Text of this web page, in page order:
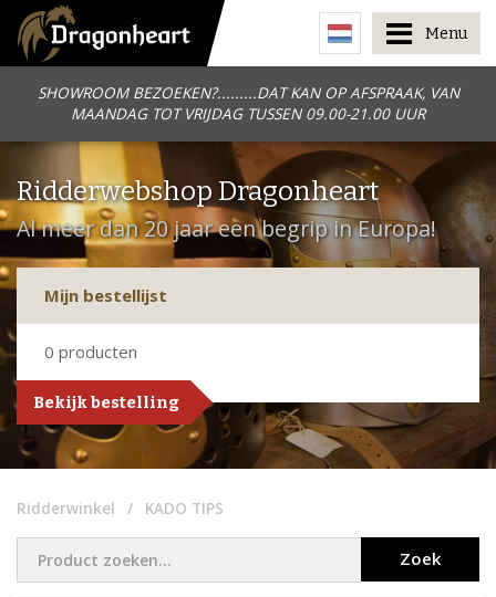
SHOWROOM BEZOEKEN?.........DAT KAN OP AFSPRAAK, VAN
MAANDAG TOT VRIJDAG TUSSEN 09.00-21.00 UUR
Menu
Ridderwebshop Dragonheart
Al meer dan 20 jaar een begrip in Europa!
Mijn bestellijst
0 producten
Bekijk bestelling
Ridderwinkel KADO TIPS
Zoek